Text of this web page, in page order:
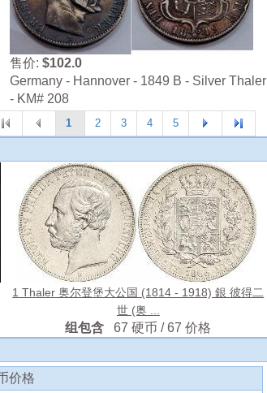
售价: $102.0
Germany - Hannover - 1849 B - Silver Thaler
- KM# 208
1 2 3 4 5
1 Thaler 奥尔登堡大公国 (1814 - 1918) 銀 彼得二
世 (奥 ...
组包含67 硬币 / 67 价格
价格